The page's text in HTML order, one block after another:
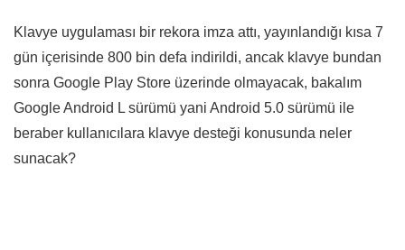
Klavye uygulaması bir rekora imza attı, yayınlandığı kısa 7
gün içerisinde 800 bin defa indirildi, ancak klavye bundan
sonra Google Play Store üzerinde olmayacak, bakalım
Google Android L sürümü yani Android 5.0 sürümü ile
beraber kullanıcılara klavye desteği konusunda neler
sunacak?